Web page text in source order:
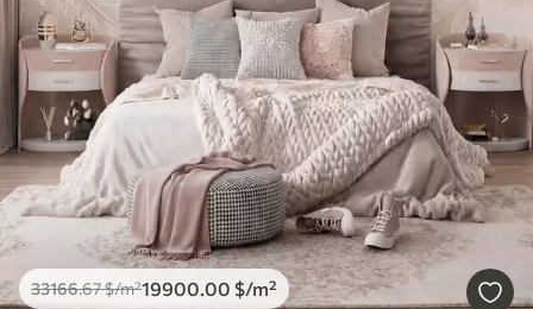
33166.67$/m²19900.00 $/m²